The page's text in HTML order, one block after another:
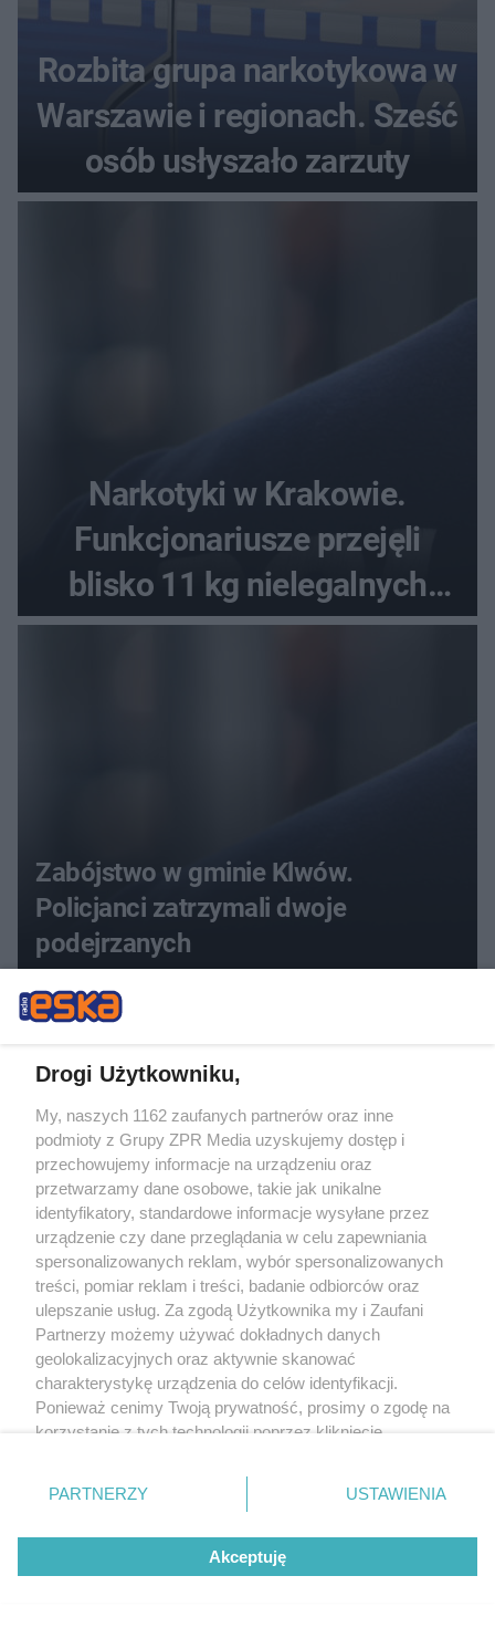
Rozbita grupa narkotykowa w
Warszawie i regionach. Sześć
osób usłyszało zarzuty
Narkotyki w Krakowie.
Funkcjonariusze przejęli
blisko 11 kg nielegalnych
substancji
Zabójstwo w gminie Klwów.
Policjanci zatrzymali dwoje
podejrzanych
Oszustwo w Krakowie. Policjanci
zatrzymali 22-latka na gorącym
uczynku
Drogi Użytkowniku,
My, naszych 1162 zaufanych partnerów oraz inne
podmioty z Grupy ZPR Media uzyskujemy dostęp i
przechowujemy informacje na urządzeniu oraz
przetwarzamy dane osobowe, takie jak unikalne
identyfikatory, standardowe informacje wysyłane przez
urządzenie czy dane przeglądania w celu zapewniania
spersonalizowanych reklam, wybór spersonalizowanych
treści, pomiar reklam i treści, badanie odbiorców oraz
ulepszanie usług. Za zgodą Użytkownika my i Zaufani
Partnerzy możemy używać dokładnych danych
geolokalizacyjnych oraz aktywnie skanować
charakterystykę urządzenia do celów identyfikacji.
Ponieważ cenimy Twoją prywatność, prosimy o zgodę na
korzystanie z tych technologii poprzez kliknięcie
zmienić/wycofać klikając przycisk ustawień prywatności
znajdujący się w lewym dolnym rogu strony
rodzaje przetwarzania danych nie wymagają zgody
użytkownika, ale masz prawo sprzeciwić się takiemu
przetwarzaniu. Preferencje będą miały zastosowanie tylko
PARTNERZY USTAWIENIA
Akceptuję